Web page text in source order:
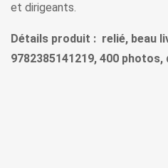
et dirigeants.
Détails produit : relié, beau
9782385141219, 400